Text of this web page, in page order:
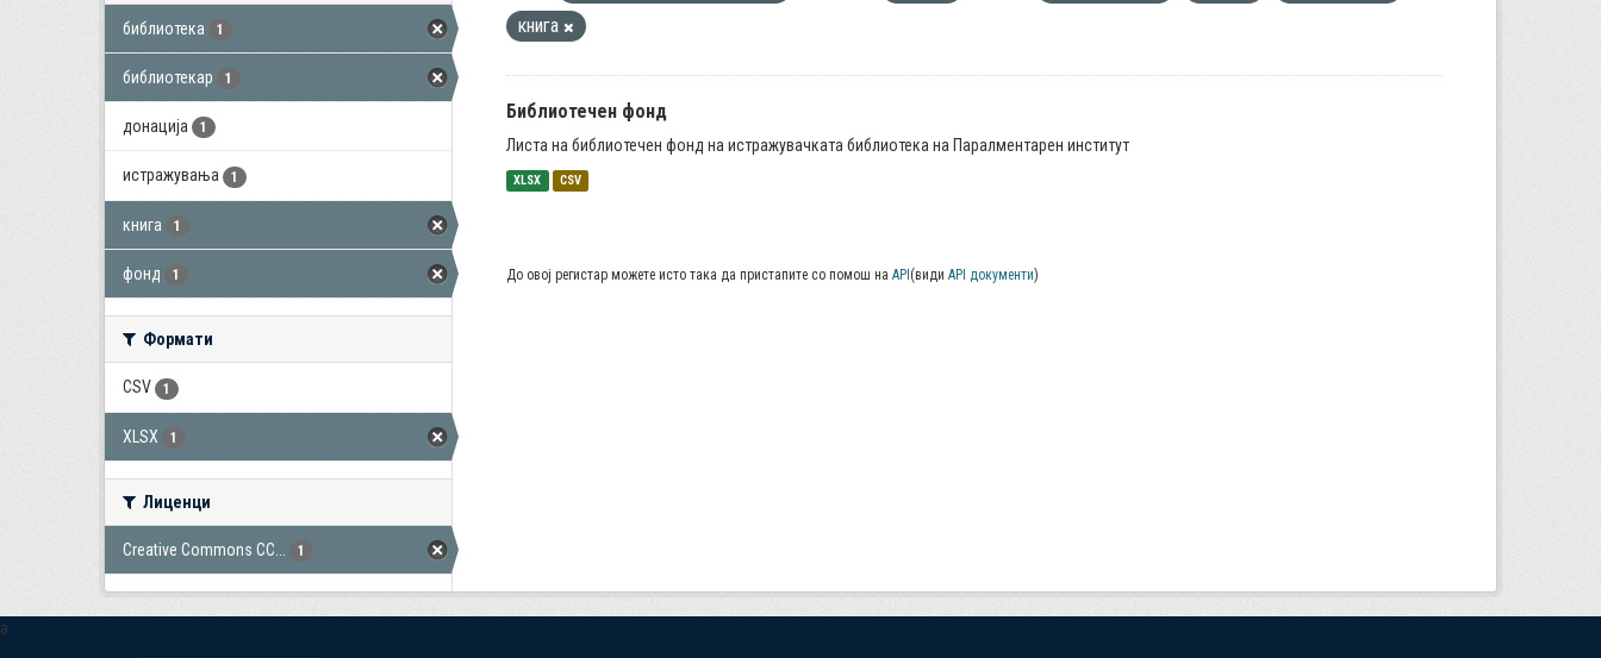
библиотека 1
библиотекар 1
донација 1
истражувања 1
книга 1
фонд 1
Формати
CSV 1
XLSX 1
Лиценци
Creative Commons CC... 1
книга
Библиотечен фонд
Листа на библиотечен фонд на истражувачката библиотека на Паралментарен институт
XLSX CSV
До овој регистар можете исто така да пристапите со помош на API (види API документи)
a